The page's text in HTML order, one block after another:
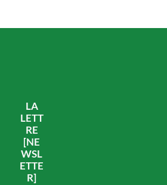
LA
LETT
RE
[NE
WSL
ETTE
R]